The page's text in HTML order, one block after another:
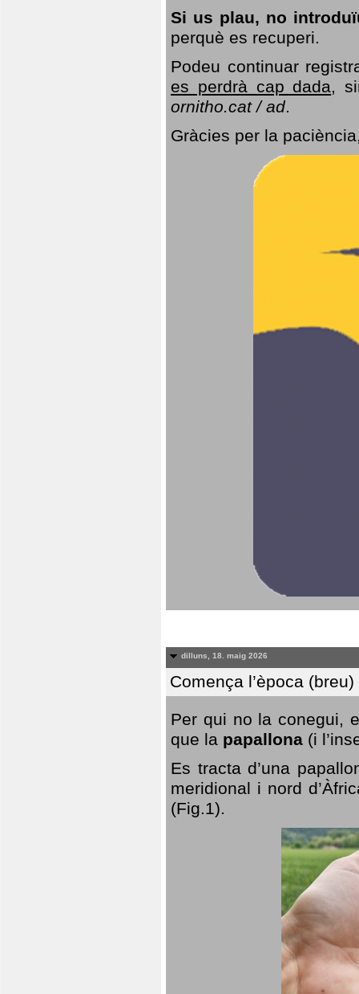
Si us plau, no
perquè es recuperi.
Podeu continuar
es perdrà cap dada,
ornitho.cat / ad.
Gràcies per la
dilluns, 18. maig 2026
Comença l’època
Per qui no la conegui,
que la papallona (i
Es tracta d’una
meridional i nord
(Fig.1).